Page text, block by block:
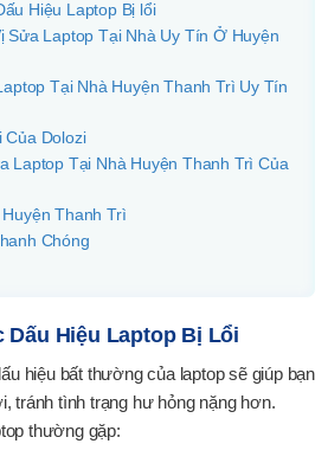
Hiệu Laptop Bị lổi
Sửa Laptop Tại Nhà Uy Tín Ở Huyện
Tại Nhà Huyện Thanh Trì Uy Tín
Dolozi
Laptop Tại Nhà Huyện Thanh Trì Của
Thanh Trì
Chóng
Dấu Hiệu Laptop Bị Lổi
hiệu bất thường của laptop sẽ giúp bạn
tránh tình trạng hư hỏng nặng hơn.
thường gặp: